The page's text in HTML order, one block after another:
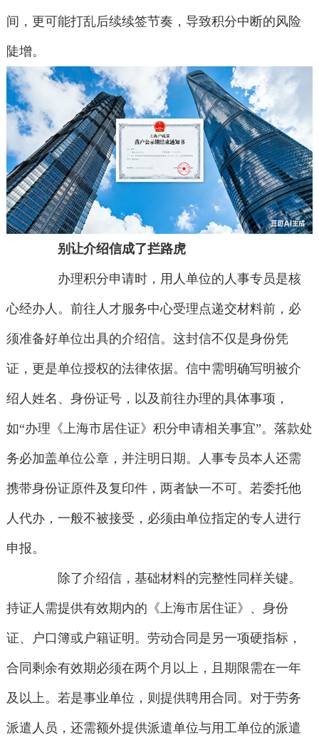
间，更可能打乱后续续签节奏，导致积分中断的风险
陡增。
别让介绍信成了拦路虎
办理积分申请时，用人单位的人事专员是核
心经办人。前往人才服务中心受理点递交材料前，必
须准备好单位出具的介绍信。这封信不仅是身份凭
证，更是单位授权的法律依据。信中需明确写明被介
绍人姓名、身份证号，以及前往办理的具体事项，
如“办理《上海市居住证》积分申请相关事宜”。落款处
务必加盖单位公章，并注明日期。人事专员本人还需
携带身份证原件及复印件，两者缺一不可。若委托他
人代办，一般不被接受，必须由单位指定的专人进行
申报。
除了介绍信，基础材料的完整性同样关键。
持证人需提供有效期内的《上海市居住证》、身份
证、户口簿或户籍证明。劳动合同是另一项硬指标，
合同剩余有效期必须在两个月以上，且期限需在一年
及以上。若是事业单位，则提供聘用合同。对于劳务
派遣人员，还需额外提供派遣单位与用工单位的派遣